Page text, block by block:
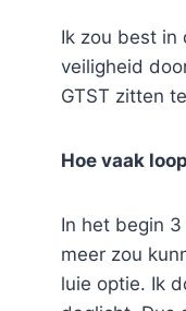
Ik zou best in
veiligheid
GTST zitten
Hoe vaak
In het begin
meer zou
luie optie. Ik